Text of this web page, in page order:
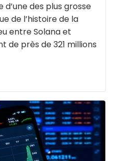
des plus grosse
de l’histoire de la
entre Solana et
de près de 321 millions